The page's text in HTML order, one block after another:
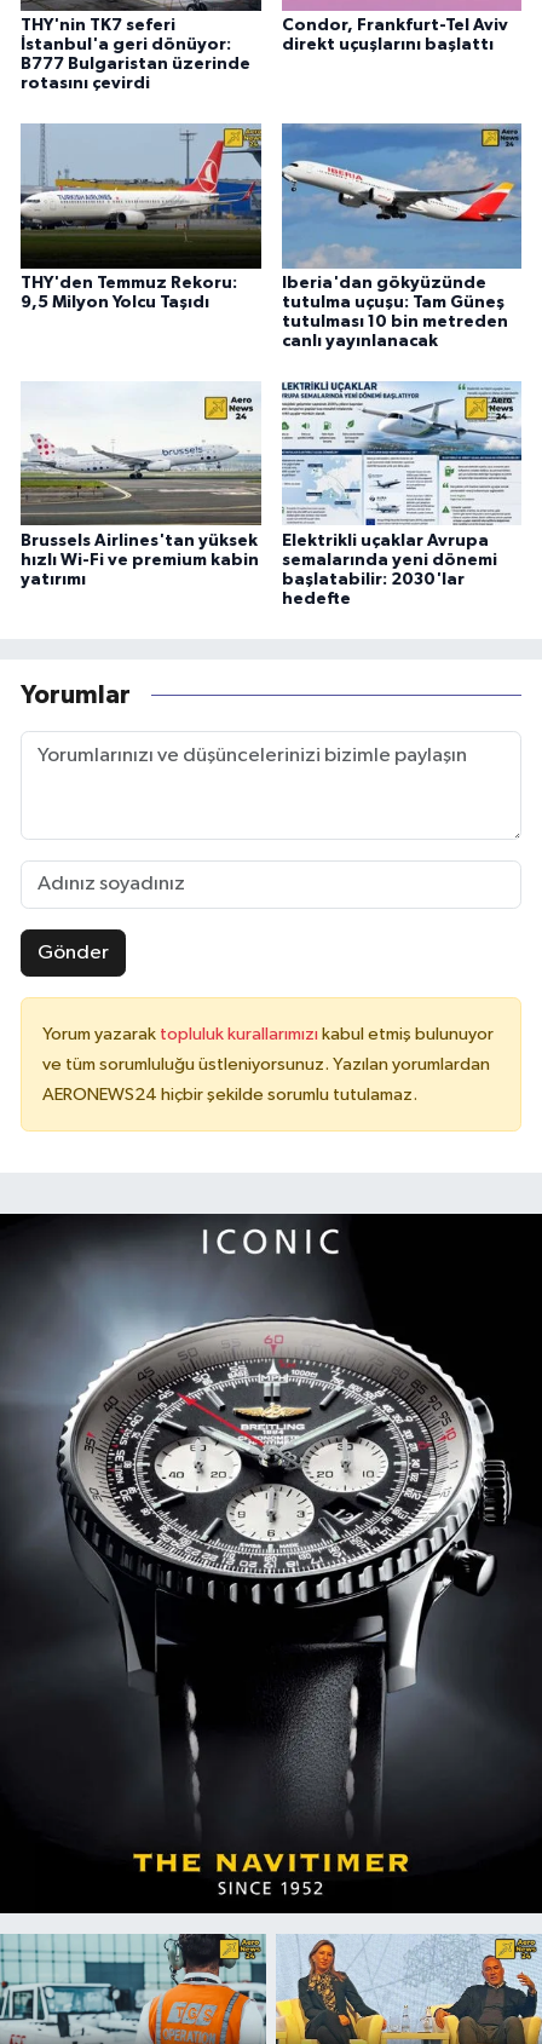
THY'nin TK7 seferi
İstanbul'a geri dönüyor:
B777 Bulgaristan üzerinde
rotasını çevirdi
Condor, Frankfurt-Tel Aviv
direkt uçuşlarını başlattı
THY'den Temmuz Rekoru:
9,5 Milyon Yolcu Taşıdı
Iberia'dan gökyüzünde
tutulma uçuşu: Tam Güneş
tutulması 10 bin metreden
canlı yayınlanacak
Brussels Airlines'tan yüksek
hızlı Wi-Fi ve premium kabin
yatırımı
Elektrikli uçaklar Avrupa
semalarında yeni dönemi
başlatabilir: 2030'lar
hedefte
Yorumlar
Gönder
Yorum yazarak topluluk kurallarımızı kabul etmiş bulunuyor
ve tüm sorumluluğu üstleniyorsunuz. Yazılan yorumlardan
AERONEWS24 hiçbir şekilde sorumlu tutulamaz.